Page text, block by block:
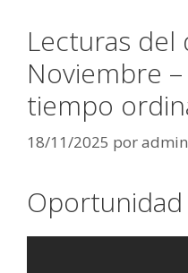
Lecturas del
Noviembre
tiempo
18/11/2025 poradmin
Oportunidad